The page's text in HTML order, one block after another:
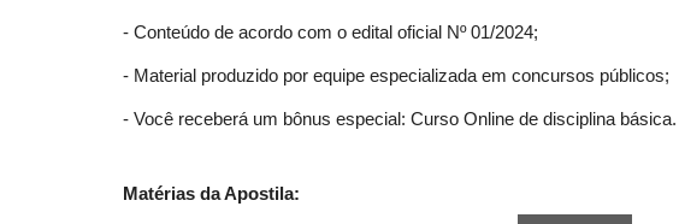
- Conteúdo de acordo com o edital oficial Nº 01/2024;
- Material produzido por equipe especializada em concursos públicos;
- Você receberá um bônus especial: Curso Online de disciplina básica.
Matérias da Apostila: